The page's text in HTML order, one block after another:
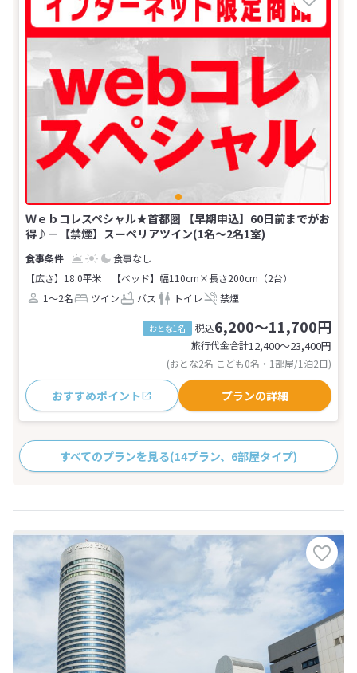
Ｗｅｂコレスペシャル★首都圏 【早期申込】60日前までがお
得♪－【禁煙】スーペリアツイン(1名～2名1室)
食事なし
【広さ】18.0平米
【ベッド】幅110cm×長さ200cm（2台）
1～2名
ツイン バス トイレ 禁煙
おとな1名 税込6,200～11,700円
旅行代金合計12,400〜23,400円
(おとな2名 こども0名・1部屋/1泊2日)
おすすめポイント プランの詳細
すべてのプランを見る(14プラン、6部屋タイプ)